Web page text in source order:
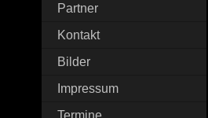
Partner
Kontakt
Bilder
Impressum